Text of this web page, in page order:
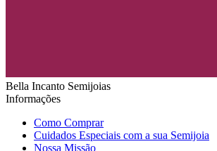
Bella Incanto Semijoias
Informações
Como Comprar
Cuidados Especiais com a sua Semijoia
Nossa Missão